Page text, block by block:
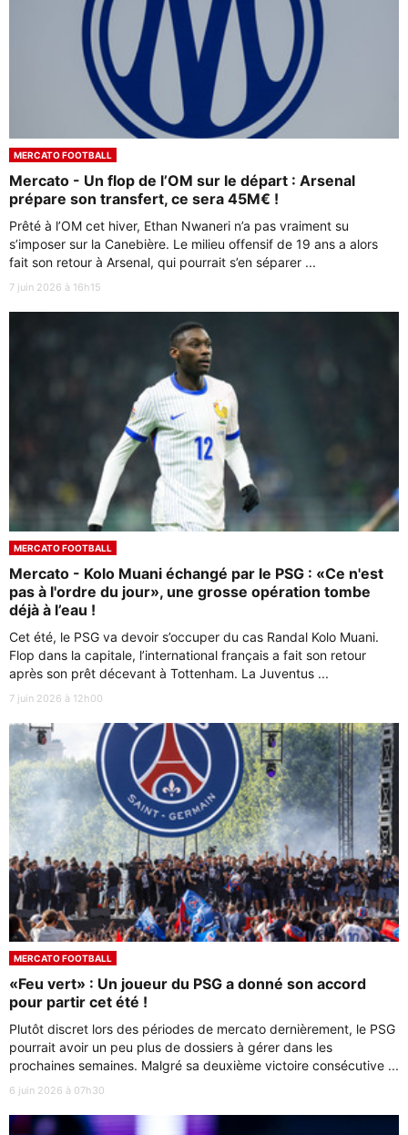
MERCATO FOOTBALL
Mercato - Un flop de l’OM sur le départ : Arsenal
prépare son transfert, ce sera 45M€ !
Prêté à l’OM cet hiver, Ethan Nwaneri n’a pas vraiment su
s’imposer sur la Canebière. Le milieu offensif de 19 ans a alors
fait son retour à Arsenal, qui pourrait s’en séparer ...
7 juin 2026 à 16h15
MERCATO FOOTBALL
Mercato - Kolo Muani échangé par le PSG : «Ce n'est
pas à l'ordre du jour», une grosse opération tombe
déjà à l’eau !
Cet été, le PSG va devoir s’occuper du cas Randal Kolo Muani.
Flop dans la capitale, l’international français a fait son retour
après son prêt décevant à Tottenham. La Juventus ...
7 juin 2026 à 12h00
MERCATO FOOTBALL
«Feu vert» : Un joueur du PSG a donné son accord
pour partir cet été !
Plutôt discret lors des périodes de mercato dernièrement, le PSG
pourrait avoir un peu plus de dossiers à gérer dans les
prochaines semaines. Malgré sa deuxième victoire consécutive ...
6 juin 2026 à 07h30